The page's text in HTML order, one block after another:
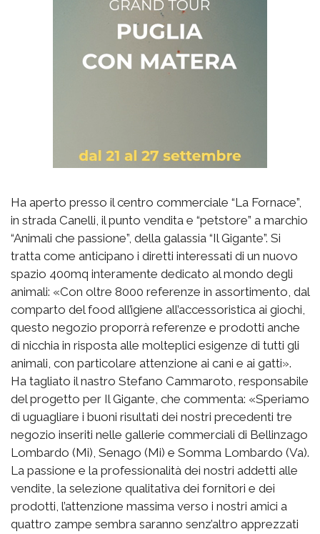
Ha aperto presso il centro commerciale “La Fornace”,
in strada Canelli, il punto vendita e “petstore” a marchio
“Animali che passione”, della galassia “Il Gigante”. Si
tratta come anticipano i diretti interessati di un nuovo
spazio 400mq interamente dedicato al mondo degli
animali: «Con oltre 8000 referenze in assortimento, dal
comparto del food all’igiene all’accessoristica ai giochi,
questo negozio proporrà referenze e prodotti anche
di nicchia in risposta alle molteplici esigenze di tutti gli
animali, con particolare attenzione ai cani e ai gatti».
Ha tagliato il nastro Stefano Cammaroto, responsabile
del progetto per Il Gigante, che commenta: «Speriamo
di uguagliare i buoni risultati dei nostri precedenti tre
negozio inseriti nelle gallerie commerciali di Bellinzago
Lombardo (Mi), Senago (Mi) e Somma Lombardo (Va).
La passione e la professionalità dei nostri addetti alle
vendite, la selezione qualitativa dei fornitori e dei
prodotti, l’attenzione massima verso i nostri amici a
quattro zampe sembra saranno senz’altro apprezzati